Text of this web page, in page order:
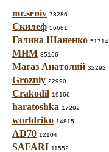
mr.seniv 78286
Скилеф 56681
Галина Шаненко 51714
МНМ 35166
Магаз Анатолий 32292
Grozniy 22990
Crakodil 19166
haratoshka 17292
worldriko 14815
AD70 12104
SAFARI 11552